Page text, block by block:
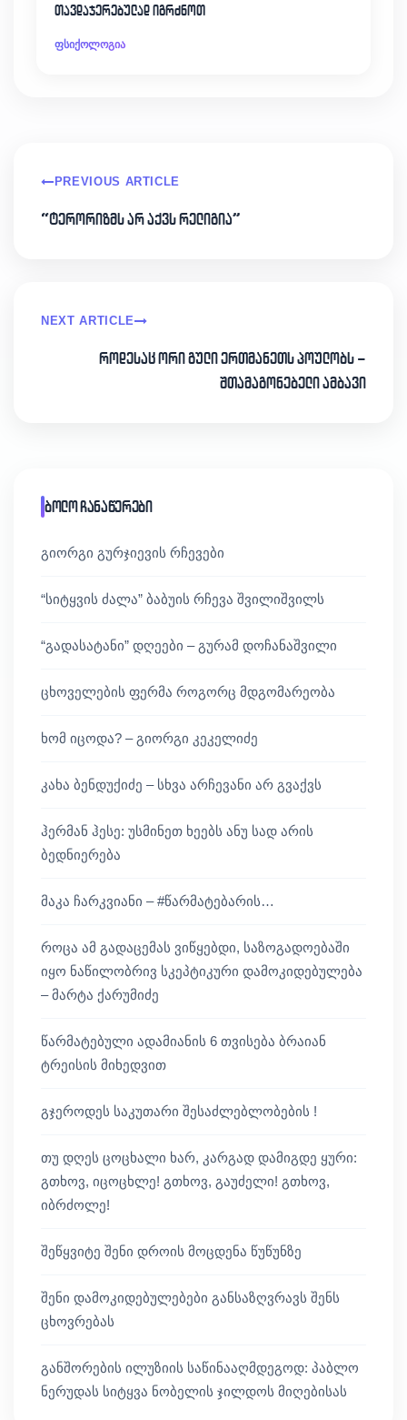
თავდაჯერებულად იგრძნოთ
ფსიქოლოგია
PREVIOUS ARTICLE
“ტერორიზმს არ აქვს რელიგია”
NEXT ARTICLE
როდესაც ორი გული ერთმანეთს პოულობს –
შთამაგონებელი ამბავი
ბოლო ჩანაწერები
გიორგი გურჯიევის რჩევები
“სიტყვის ძალა” ბაბუის რჩევა შვილიშვილს
“გადასატანი” დღეები – გურამ დოჩანაშვილი
ცხოველების ფერმა როგორც მდგომარეობა
ხომ იცოდა? – გიორგი კეკელიძე
კახა ბენდუქიძე – სხვა არჩევანი არ გვაქვს
ჰერმან ჰესე: უსმინეთ ხეებს ანუ სად არის
ბედნიერება
მაკა ჩარკვიანი – #წარმატებარის…
როცა ამ გადაცემას ვიწყებდი, საზოგადოებაში
იყო ნაწილობრივ სკეპტიკური დამოკიდებულება
– მარტა ქარუმიძე
წარმატებული ადამიანის 6 თვისება ბრაიან
ტრეისის მიხედვით
გჯეროდეს საკუთარი შესაძლებლობების !
თუ დღეს ცოცხალი ხარ, კარგად დამიგდე ყური:
გთხოვ, იცოცხლე! გთხოვ, გაუძელი! გთხოვ,
იბრძოლე!
შეწყვიტე შენი დროის მოცდენა წუწუნზე
შენი დამოკიდებულებები განსაზღვრავს შენს
ცხოვრებას
განშორების ილუზიის საწინააღმდეგოდ: პაბლო
ნერუდას სიტყვა ნობელის ჯილდოს მიღებისას